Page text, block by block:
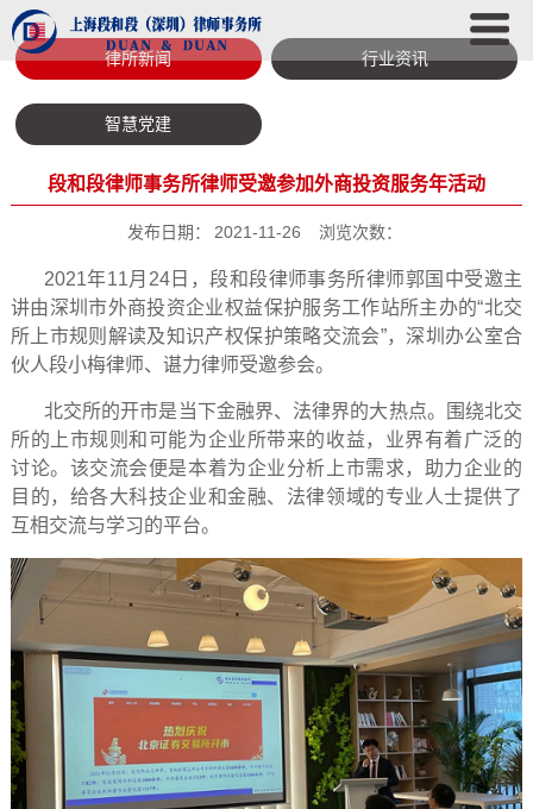
律所新闻 行业资讯
智慧党建
段和段律师事务所律师受邀参加外商投资服务年活动
发布日期： 2021-11-26 浏览次数：
2021年11月24日，段和段律师事务所律师郭国中受邀主
讲由深圳市外商投资企业权益保护服务工作站所主办的“北交
所上市规则解读及知识产权保护策略交流会”，深圳办公室合
伙人段小梅律师、谌力律师受邀参会。
北交所的开市是当下金融界、法律界的大热点。围绕北交
所的上市规则和可能为企业所带来的收益，业界有着广泛的
讨论。该交流会便是本着为企业分析上市需求，助力企业的
目的，给各大科技企业和金融、法律领域的专业人士提供了
互相交流与学习的平台。